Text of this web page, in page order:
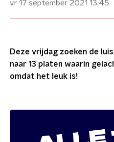
vr 17 september 2021 13:45
Deze vrijdag zoeken de
naar 13 platen waarin
omdat het leuk is!